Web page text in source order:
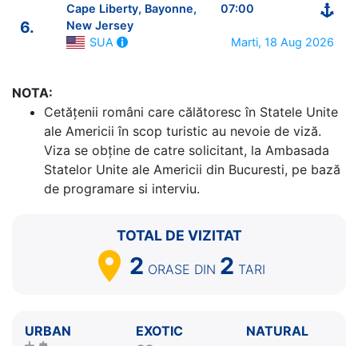
Ziua | Portul | Sosire - Plecare
----------------------------------------
Cape Liberty, Bayonne, New Jersey SUA ⚓ -
2. Zi de navigare
Kings Wharf Bermuda 09:00 - 0:00
Kings Wharf Bermuda 0:00 - 17:00
Zi de navigare pe Mare 0:00 - 0:00
Cape Liberty, Bayonne, New Jersey SUA
07:00 -
6.
Cape Liberty, Bayonne,
New Jersey
07:00
SUA Marti, 18 Aug 2026
NOTA:
Cetăţenii români care călătoresc în Statele Unite
ale Americii în scop turistic au nevoie de viză.
Viza se obține de catre solicitant, la Ambasada
Statelor Unite ale Americii din Bucuresti, pe bază
de programare si interviu.
TOTAL DE VIZITAT
2 ORASE DIN 2 TARI
URBAN
EXOTIC
NATURAL